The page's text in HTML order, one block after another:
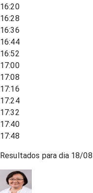
16:20
16:28
16:36
16:44
16:52
17:00
17:08
17:16
17:24
17:32
17:40
17:48
Resultados para dia 18/08